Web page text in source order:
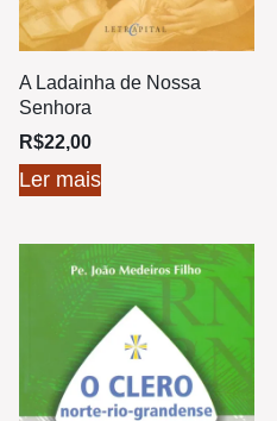
A Ladainha de Nossa
Senhora
R$22,00
Ler mais